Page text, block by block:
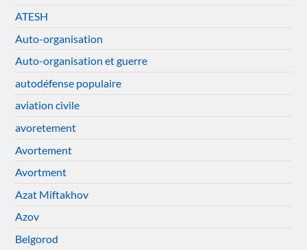
ATESH
Auto-organisation
Auto-organisation et guerre
autodéfense populaire
aviation civile
avoretement
Avortement
Avortment
Azat Miftakhov
Azov
Belgorod